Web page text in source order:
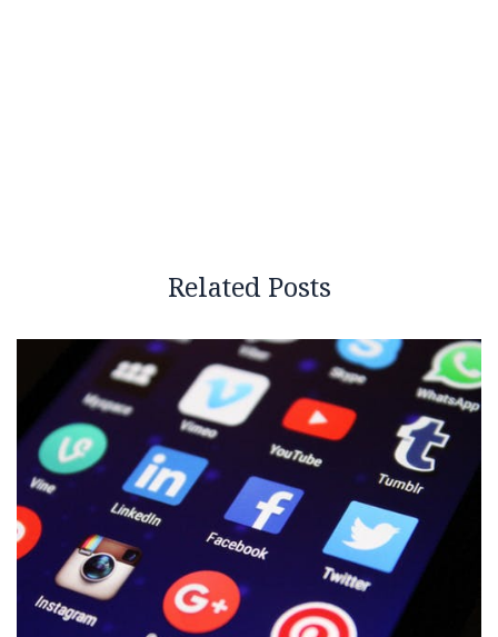
Related Posts